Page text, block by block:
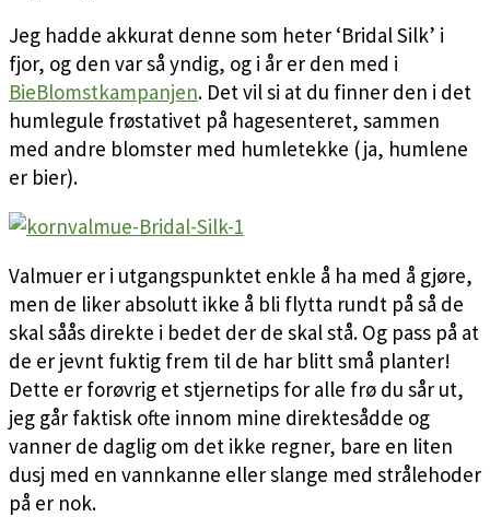
Jeg hadde akkurat denne som heter ‘Bridal Silk’ i
fjor, og den var så yndig, og i år er den med i
BieBlomstkampanjen. Det vil si at du finner den i det
humlegule frøstativet på hagesenteret, sammen
med andre blomster med humletekke (ja, humlene
er bier).
Valmuer er i utgangspunktet enkle å ha med å gjøre,
men de liker absolutt ikke å bli flytta rundt på så de
skal såås direkte i bedet der de skal stå. Og pass på at
de er jevnt fuktig frem til de har blitt små planter!
Dette er forøvrig et stjernetips for alle frø du sår ut,
jeg går faktisk ofte innom mine direktesådde og
vanner de daglig om det ikke regner, bare en liten
dusj med en vannkanne eller slange med strålehoder
på er nok.